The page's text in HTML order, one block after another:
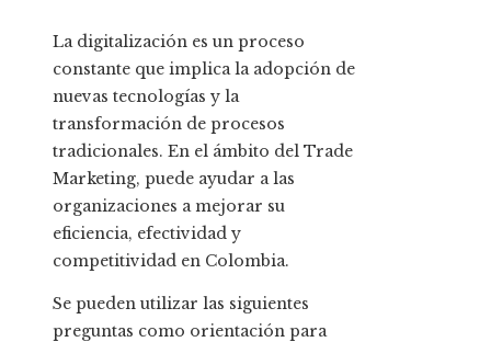
La digitalización es un proceso
constante que implica la adopción de
nuevas tecnologías y la
transformación de procesos
tradicionales. En el ámbito del Trade
Marketing, puede ayudar a las
organizaciones a mejorar su
eficiencia, efectividad y
competitividad en Colombia.
Se pueden utilizar las siguientes
preguntas como orientación para